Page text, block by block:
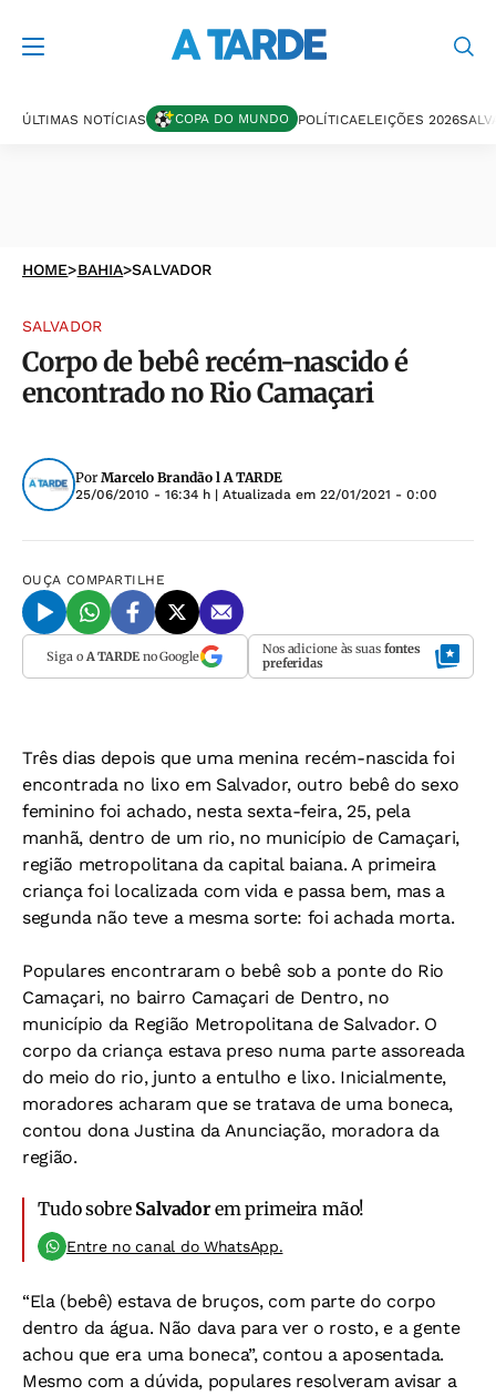
ÚLTIMAS NOTÍCIAS COPA DO MUNDO POLÍTICAELEIÇÕES 2026
HOME>BAHIA>SALVADOR
SALVADOR
Corpo de bebê recém-nascido é
encontrado no Rio Camaçari
Por Marcelo Brandão l A TARDE
25/06/2010 - 16:34 h | Atualizada em 22/01/2021 - 0:00
OUÇA COMPARTILHE
Siga o A TARDEno Google Nos adicione às suas fontes
preferidas
Três dias depois que uma menina recém-nascida foi
encontrada no lixo em Salvador, outro bebê do sexo
feminino foi achado, nesta sexta-feira, 25, pela
manhã, dentro de um rio, no município de Camaçari,
região metropolitana da capital baiana. A primeira
criança foi localizada com vida e passa bem, mas a
segunda não teve a mesma sorte: foi achada morta.
Populares encontraram o bebê sob a ponte do Rio
Camaçari, no bairro Camaçari de Dentro, no
município da Região Metropolitana de Salvador. O
corpo da criança estava preso numa parte assoreada
do meio do rio, junto a entulho e lixo. Inicialmente,
moradores acharam que se tratava de uma boneca,
contou dona Justina da Anunciação, moradora da
região.
Tudo sobre Salvadorem primeira mão!
Entre no canal do WhatsApp.
“Ela (bebê) estava de bruços, com parte do corpo
dentro da água. Não dava para ver o rosto, e a gente
achou que era uma boneca”, contou a aposentada.
Mesmo com a dúvida, populares resolveram avisar a